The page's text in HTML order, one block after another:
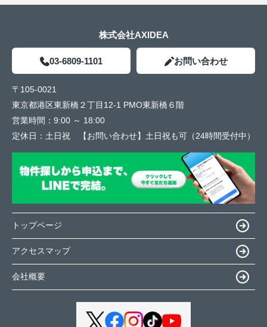
株式会社AXIDEA
03-6809-1101 お問い合わせ
〒105-0021
東京都港区東新橋２丁目12-1 PMO東新橋６階
営業時間： 9:00 ～ 18:00
定休日： 土日祝 【お問い合わせ】土日祝も可（24時間受付中）
トップページ
アクセスマップ
会社概要